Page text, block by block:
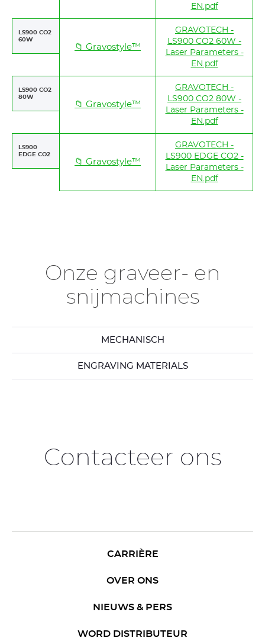
EN.pdf
LS900 CO2
60W
📁 Gravostyle™
GRAVOTECH -
LS900 CO2 60W -
Laser Parameters -
EN.pdf
LS900 CO2
80W
📁 Gravostyle™
GRAVOTECH -
LS900 CO2 80W -
Laser Parameters -
EN.pdf
LS900
EDGE CO2
📁 Gravostyle™
GRAVOTECH -
LS900 EDGE CO2 -
Laser Parameters -
EN.pdf
Onze graveer- en
snijmachines
MECHANISCH
ENGRAVING MATERIALS
Contacteer ons
CARRIÈRE
OVER ONS
NIEUWS & PERS
WORD DISTRIBUTEUR